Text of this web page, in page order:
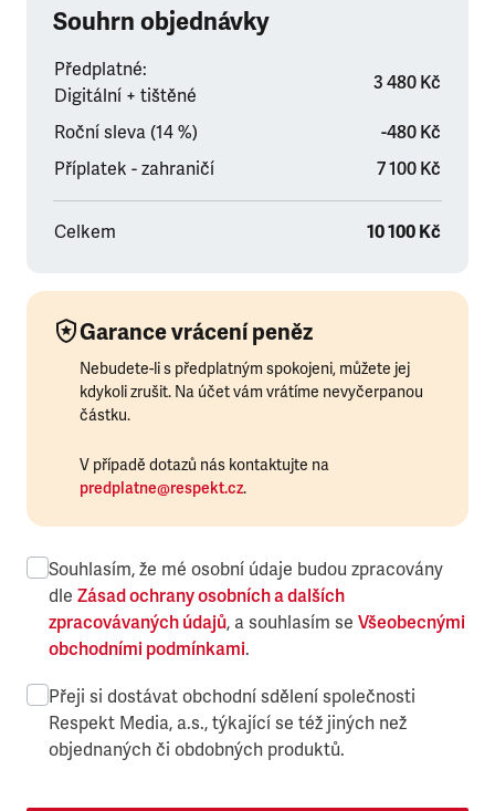
Souhrn objednávky
Předplatné:
Digitální + tištěné
3 480 Kč
Roční sleva (14 %)
-480 Kč
Příplatek - zahraničí
7 100 Kč
Celkem 10 100 Kč
Garance vrácení peněz
Nebudete-li s předplatným spokojeni, můžete jej
kdykoli zrušit. Na účet vám vrátíme nevyčerpanou
částku.
V případě dotazů nás kontaktujte na
predplatne@respekt.cz.
Souhlasím, že mé osobní údaje budou zpracovány
dle Zásad ochrany osobních a dalších
zpracovávaných údajů, a souhlasím se Všeobecnými
obchodními podmínkami.
Přeji si dostávat obchodní sdělení společnosti
Respekt Media, a.s., týkající se též jiných než
objednaných či obdobných produktů.